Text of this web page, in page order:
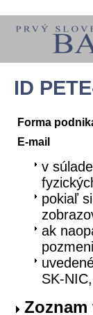
ID
Forma
E-mail
v
pokiaľ
ak
SK-